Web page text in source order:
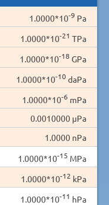
1.0000*10-9 Pa
1.0000*10-21 TPa
1.0000*10-18 GPa
1.0000*10-10 daPa
1.0000*10-6 mPa
0.0010000 µPa
1.0000 nPa
1.0000*10-15 MPa
1.0000*10-12 kPa
1.0000*10-11 hPa